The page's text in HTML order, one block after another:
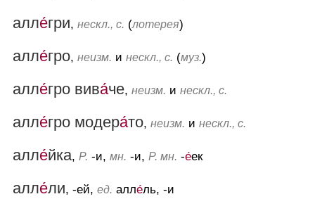
алле́гри, нескл., с. (лотерея)
алле́гро, неизм. и нескл., с. (муз.)
алле́гро вива́че, неизм. и нескл., с.
алле́гро модера́то, неизм. и нескл., с.
алле́йка, Р. -и, мн. -и, Р. мн. -е́ек
алле́ли, -ей, ед. алле́ль, -и